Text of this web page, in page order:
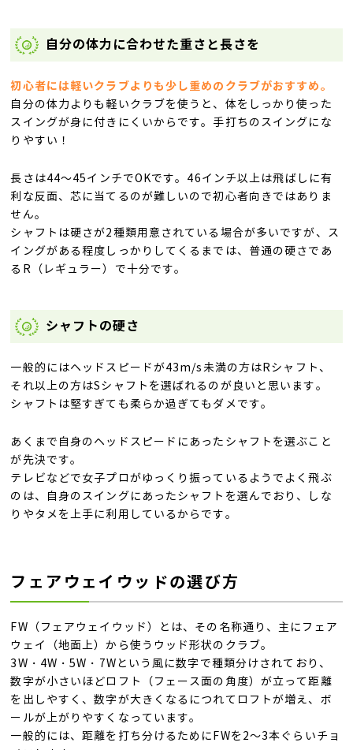
自分の体力に合わせた重さと長さを
初心者には軽いクラブよりも少し重めのクラブがおすすめ。
自分の体力よりも軽いクラブを使うと、体をしっかり使った
スイングが身に付きにくいからです。手打ちのスイングにな
りやすい！
長さは44～45インチでOKです。46インチ以上は飛ばしに有
利な反面、芯に当てるのが難しいので初心者向きではありま
せん。
シャフトは硬さが2種類用意されている場合が多いですが、ス
イングがある程度しっかりしてくるまでは、普通の硬さであ
るR（レギュラー）で十分です。
シャフトの硬さ
一般的にはヘッドスピードが43m/s未満の方はRシャフト、
それ以上の方はSシャフトを選ばれるのが良いと思います。
シャフトは堅すぎても柔らか過ぎてもダメです。
あくまで自身のヘッドスピードにあったシャフトを選ぶこと
が先決です。
テレビなどで女子プロがゆっくり振っているようでよく飛ぶ
のは、自身のスイングにあったシャフトを選んでおり、しな
りやタメを上手に利用しているからです。
フェアウェイウッドの選び方
FW（フェアウェイウッド）とは、その名称通り、主にフェア
ウェイ（地面上）から使うウッド形状のクラブ。
3W・4W・5W・7Wという風に数字で種類分けされており、
数字が小さいほどロフト（フェース面の角度）が立って距離
を出しやすく、数字が大きくなるにつれてロフトが増え、ボ
ールが上がりやすくなっています。
一般的には、距離を打ち分けるためにFWを2～3本ぐらいチョ